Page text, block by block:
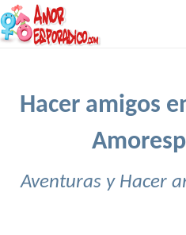
Hacer amigos
Aventuras y Hacer